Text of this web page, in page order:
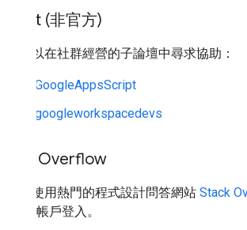
Reddit (非官方)
你也可以在社群經營的子論壇中尋求協助：
r/GoogleAppsScript
r/googleworkspacedevs
Stack Overflow
我們也使用熱門的程式設計問答網站 Stack
Google 帳戶登入。